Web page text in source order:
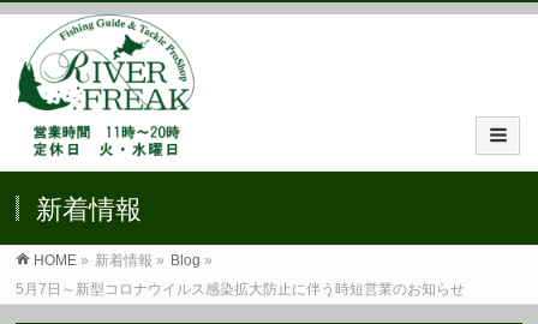
新着情報
HOME » 新着情報 » Blog »
5月7日～新型コロナウイルス感染拡大防止に伴う時短営業のお知らせ